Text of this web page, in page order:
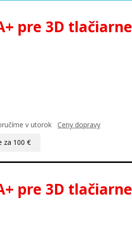
purpurová
žltá
pre 3D tlačiarne
v utorok Ceny dopravy
za 100 €
pre 3D tlačiarne